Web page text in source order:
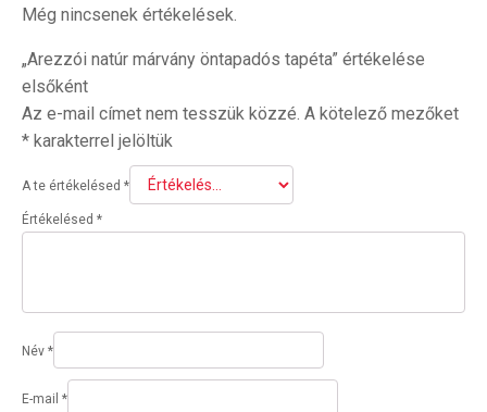
Még nincsenek értékelések.
„Arezzói natúr márvány öntapadós tapéta” értékelése
elsőként
Az e-mail címet nem tesszük közzé. A kötelező mezőket
* karakterrel jelöltük
A te értékelésed *
Értékelésed *
Név *
E-mail *